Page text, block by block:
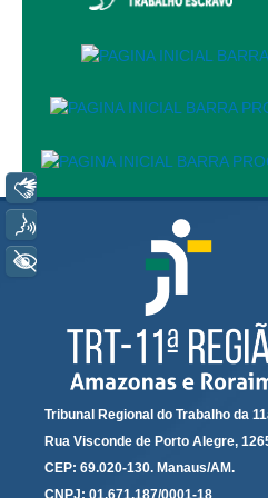
Juízes Substitutos
Comitês
Comitê Gestor Regional
Comitê do Datajud
Comissão Regional de
Comissão de Ética
Comitê de Priorização do
Comissão de
Comitê de Gestão de
Comissão de Vitaliciamento
Comitê de Atenção Integral
Tribunal Regional do Trabalho da
Rua Visconde de Porto Alegre,
CEP: 69.020-130. Manaus/AM.
+ Acessibilidade